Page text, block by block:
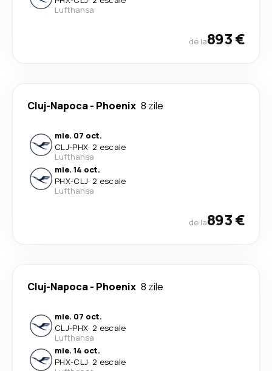
Lufthansa
de la893 €
Cluj-Napoca- Phoenix 8 zile
mie. 07 oct.
CLJ-PHX· 2 escale
Lufthansa
mie. 14 oct.
PHX-CLJ· 2 escale
Lufthansa
de la893 €
Cluj-Napoca- Phoenix 8 zile
mie. 07 oct.
CLJ-PHX· 2 escale
Lufthansa
mie. 14 oct.
PHX-CLJ· 2 escale